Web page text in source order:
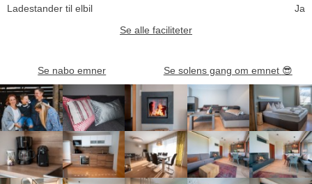
Ladestander til elbil
Ja
Se alle faciliteter
Se nabo emner Se solens gang om emnet 😎